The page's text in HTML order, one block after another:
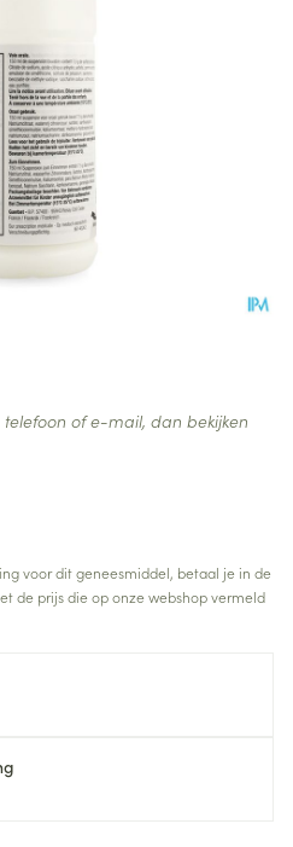
voor dit geneesmiddel, betaal je in de
de prijs die op onze webshop vermeld
of e-mail, dan bekijken